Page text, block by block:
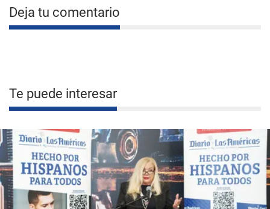
Deja tu comentario
Te puede interesar